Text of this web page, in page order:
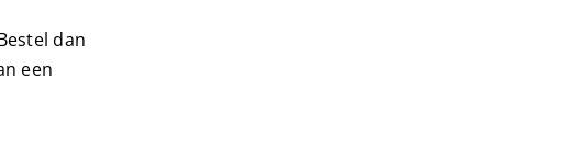
dan
een